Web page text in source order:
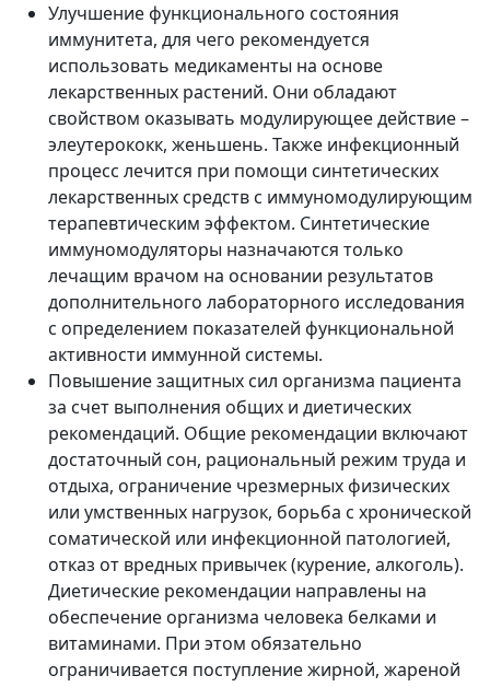
Улучшение функционального состояния
иммунитета, для чего рекомендуется
использовать медикаменты на основе
лекарственных растений. Они обладают
свойством оказывать модулирующее действие –
элеутерококк, женьшень. Также инфекционный
процесс лечится при помощи синтетических
лекарственных средств с иммуномодулирующим
терапевтическим эффектом. Синтетические
иммуномодуляторы назначаются только
лечащим врачом на основании результатов
дополнительного лабораторного исследования
с определением показателей функциональной
активности иммунной системы.
Повышение защитных сил организма пациента
за счет выполнения общих и диетических
рекомендаций. Общие рекомендации включают
достаточный сон, рациональный режим труда и
отдыха, ограничение чрезмерных физических
или умственных нагрузок, борьба с хронической
соматической или инфекционной патологией,
отказ от вредных привычек (курение, алкоголь).
Диетические рекомендации направлены на
обеспечение организма человека белками и
витаминами. При этом обязательно
ограничивается поступление жирной, жареной